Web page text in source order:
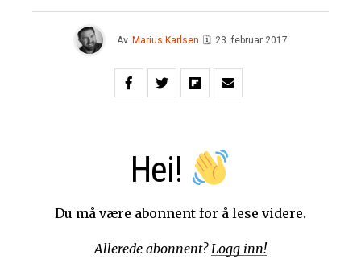
Av Marius Karlsen 🗓 23. februar 2017
Hei!
Du må være abonnent for å lese videre.
Allerede abonnent? Logg inn!